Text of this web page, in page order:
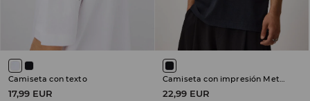
Camiseta con texto
17,99 EUR
Camiseta con impresión Metallica
22,99 EUR